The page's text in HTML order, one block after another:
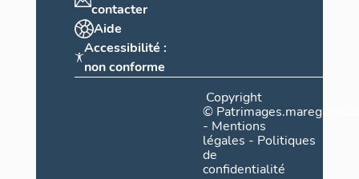
contacter
Aide
Accessibilité :
non conforme
Copyright
©
- Mentions
légales - Politiques
de
confidentialité